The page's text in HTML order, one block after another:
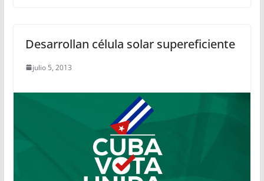
Desarrollan célula solar supereficiente
julio 5, 2013